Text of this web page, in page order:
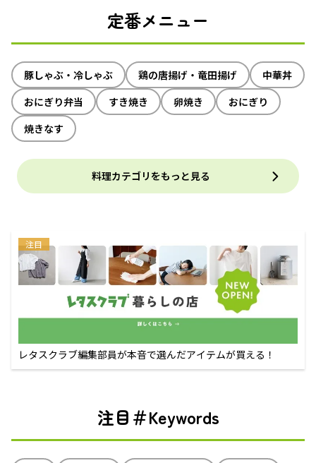
定番メニュー
豚しゃぶ・冷しゃぶ 鶏の唐揚げ・竜田揚げ
中華丼
おにぎり弁当
すき焼き 卵焼き
おにぎり
焼きなす
料理カテゴリをもっと見る
注目
レタスクラブ編集部員が本音で選んだアイテムが買える！
注目＃Keywords